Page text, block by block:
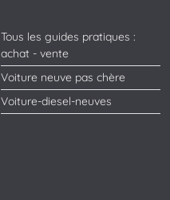
Tous les guides pratiques :
achat - vente
Voiture neuve pas chère
Voiture-diesel-neuves